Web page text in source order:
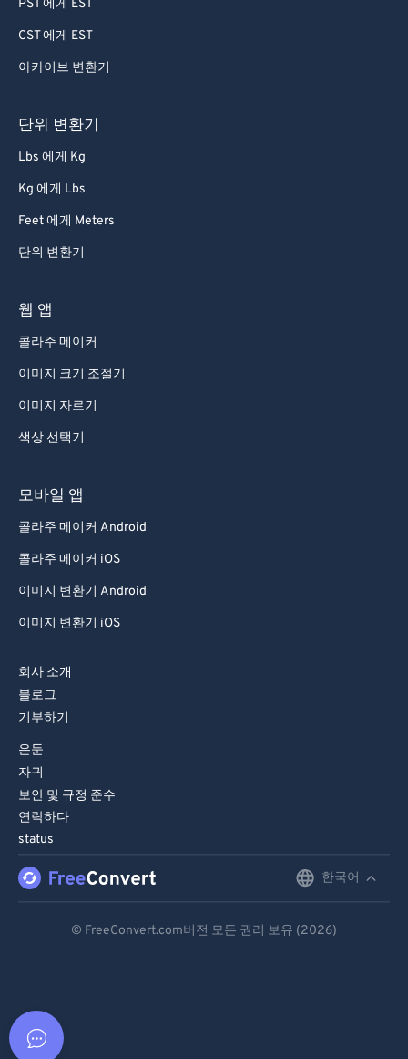
PST 에게 EST
CST 에게 EST
아카이브 변환기
단위 변환기
Lbs 에게 Kg
Kg 에게 Lbs
Feet 에게 Meters
단위 변환기
웹 앱
콜라주 메이커
이미지 크기 조절기
이미지 자르기
색상 선택기
모바일 앱
콜라주 메이커 Android
콜라주 메이커 iOS
이미지 변환기 Android
이미지 변환기 iOS
회사 소개
블로그
기부하기
은둔
자귀
보안 및 규정 준수
연락하다
status
한국어
© FreeConvert.com버전 모든 권리 보유 (2026)